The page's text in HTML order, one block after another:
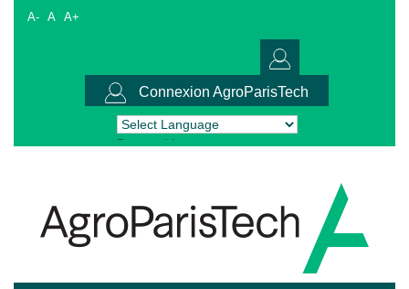
A- A A+
Connexion AgroParisTech
Powered by Translate